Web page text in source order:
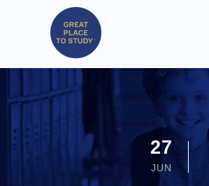
27
JUN